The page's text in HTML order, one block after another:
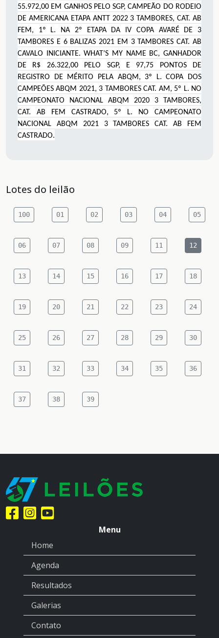
55.972,00 EM GANHOS PELO SGP, CAMPEÃO DO RODEIO
DE AMERICANA ETAPA ANTT 2022 3 TAMBORES, CAT. AB
FEM, 1º L. NA 2º ETAPA DA IV COPA AVARÉ DE 3
TAMBORES E 6 BALIZAS 2021 EM 3 TAMBORES CAT. AB
CAVALO INICIANTE. WHAT’S MY NAME BC, GANHADOR
DE R$ 26.322,00 PELO SGP, E 97,75 PONTOS DE
REGISTRO DE MÉRITO PELA ABQM, 3º L. COPA DOS
CAMPEÕES ABQM 2021, 3 TAMBORES CAT. AM, 5º L. NO
CAMPEONATO NACIONAL ABQM 2020 3 TAMBORES,
CAT. AB FEM CASTRADO, 5º L. NO CAMPEONATO
NACIONAL ABQM 2021 3 TAMBORES CAT. AB FEM
CASTRADO.
Lotes do leilão
100 01 02 03 04 05
06 07 08 09 11 12
13 14 15 16 17 18
19 20 21 22 23 24
25 26 27 28 29 30
31 32 33 34 35 36
37 38 39
Menu
Home
Agenda
Resultados
Galerias
Contato